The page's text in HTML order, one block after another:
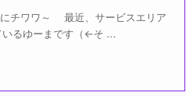
チワワ～ 最近、サービスエリア
いるゆーまです（←そ ...